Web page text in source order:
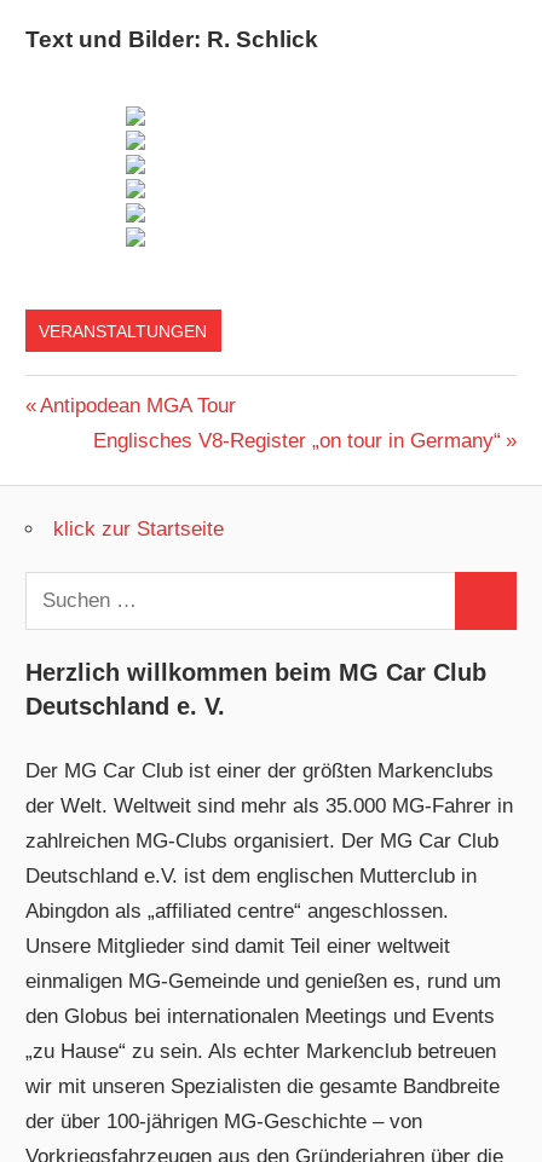
Text und Bilder: R. Schlick
VERANSTALTUNGEN
Beitragsnavigation
Vorheriger
Beitrag:
Antipodean MGA Tour
Nächster
Englisches V8-Register „on tour in Germany“
klick zur Startseite
Suchen
nach:
Herzlich willkommen beim MG Car Club
Deutschland e. V.
Der MG Car Club ist einer der größten Markenclubs
der Welt. Weltweit sind mehr als 35.000 MG-Fahrer in
zahlreichen MG-Clubs organisiert. Der MG Car Club
Deutschland e.V. ist dem englischen Mutterclub in
Abingdon als „affiliated centre“ angeschlossen.
Unsere Mitglieder sind damit Teil einer weltweit
einmaligen MG-Gemeinde und genießen es, rund um
den Globus bei internationalen Meetings und Events
„zu Hause“ zu sein. Als echter Markenclub betreuen
wir mit unseren Spezialisten die gesamte Bandbreite
der über 100-jährigen MG-Geschichte – von
Vorkriegsfahrzeugen aus den Gründerjahren über die